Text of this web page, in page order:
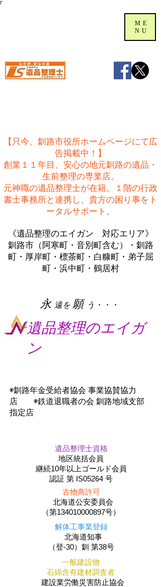
Γ
​永 遠を 願 う・・・
遺品整理のエイガ
ン
◉釧路年金受給者協会 事業協賛協力
店 ◉鉄道退職者の会 釧路地域支部
指定店
遺品整理士資格
地区統括会員
​継続10年以上ゴールド会員
認証 第 IS05264 号
古物商許可
北海道公安委員会
（第134010000897号）
解体工事業登録
北海道知事
（登-30）釧 第38号
一般建設物
石綿含有建材調査者
建設業労働災害防止協会
【只今、釧路市役所ホームページにて広
告掲載中！】
創業１１年目、安心の地元釧路の遺品・
生前整理の専業店。
​元神職の遺品整理士が在籍。１階の行政
書士事務所と連携し、貴方の困り事をト
ータルサポート。
《遺品整理のエイガン 対応エリア》
釧路市（阿寒町・音別町含む）・釧路
町・厚岸町・標茶町・白糠町・弟子屈
町・浜中町・鶴居村
ME
NU